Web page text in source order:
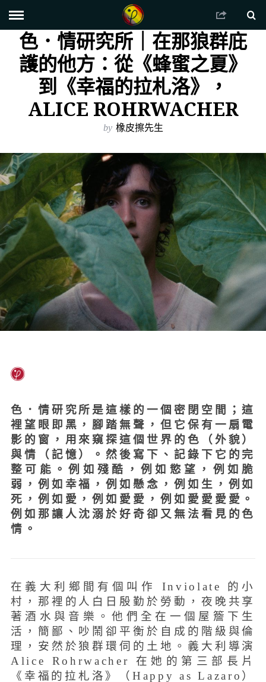
色．情研究所｜在那狼群庇
護的他方：從《蜂蜜之夏》
到《幸福的拉札洛》，
ALICE ROHRWACHER
by 橡皮擦先生
色．情研究所是這樣的一個密閉空間；這
裡望眼即黑，腳踏無聲，但它保有一扇電
影的窗，用來窺探這個世界的色（外貌）
與情（記憶）。然後寫下、記錄下它的完
整可能。例如殘酷，例如慾望，例如脆
弱，例如幸福，例如懸念，例如生，例如
死，例如愛，例如愛愛，例如愛愛愛愛。
例如那讓人沈溺於好奇卻又無法看見的色
情。
在義大利鄉間有個叫作 Inviolate 的小
村，那裡的人白日殷勤於勞動，夜晚共享
著酒水與音樂。他們全在一個屋簷下生
活，簡鄙、吵鬧卻平衡於自成的階級與倫
理，安然於狼群環伺的土地。義大利導演
Alice Rohrwacher 在她的第三部長片
《幸福的拉札洛》（Happy as Lazaro）